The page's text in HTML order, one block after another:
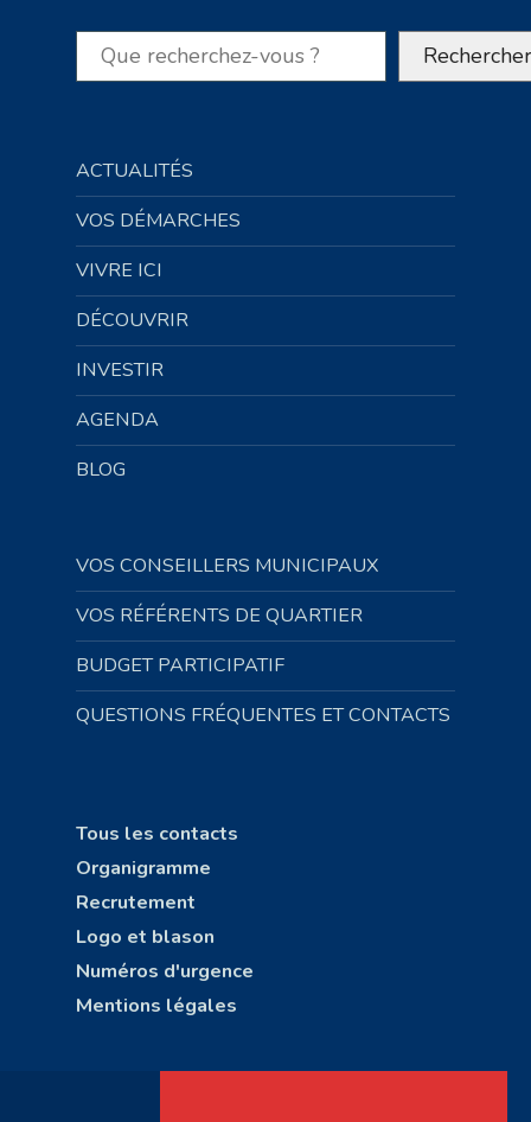
Rechercher Rechercher
ACTUALITÉS
VOS DÉMARCHES
VIVRE ICI
DÉCOUVRIR
INVESTIR
AGENDA
BLOG
VOS CONSEILLERS MUNICIPAUX
VOS RÉFÉRENTS DE QUARTIER
BUDGET PARTICIPATIF
QUESTIONS FRÉQUENTES ET CONTACTS
Tous les contacts
Organigramme
Recrutement
Logo et blason
Numéros d'urgence
Mentions légales